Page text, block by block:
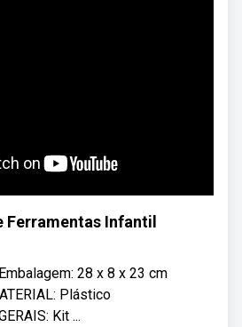
Ferramentas Infantil
28 x 8 x 23 cm
Plástico
Kit ...